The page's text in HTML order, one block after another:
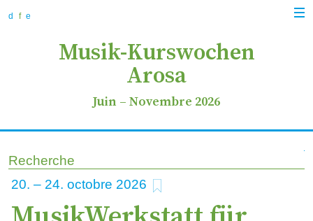
d f e
Musik-Kurswochen
Arosa
Juin – Novembre 2026
Recherche
20 – 24 2026